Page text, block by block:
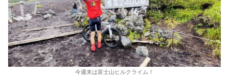
今週末は富士山ヒルクライム！